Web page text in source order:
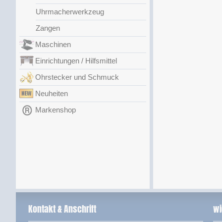
Uhrmacherwerkzeug
Zangen
Maschinen
Einrichtungen / Hilfsmittel
Ohrstecker und Schmuck
Neuheiten
Markenshop
Kontakt & Anschrift